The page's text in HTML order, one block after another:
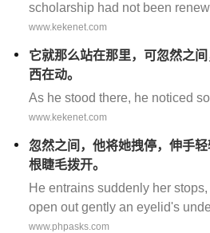
scholarship had not been
www.kekenet.com
它就那么站在那里，可忽然之
西在动。
As he stood there, he noticed
www.kekenet.com
忽然之间，他将她拽停，伸手
根睫毛拨开。
He entrains suddenly her
open out gently an eyelid's
www.phpasks.com